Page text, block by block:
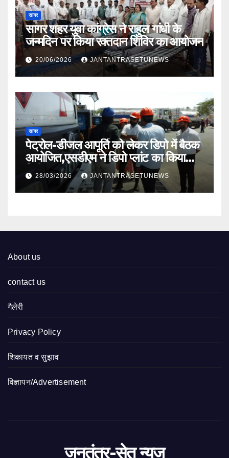
सागर
सागर शहर युवा कांग्रेस ने राहुल गांधी के
जन्मदिन पर किया रक्तदान शिविर का आयोजन
20/06/2026 JANTANTRASETUNEWS
सागर
पेट्रोल-डीजल आपूर्ति को लेकर डिपो में बैठक
आयोजित,एसडीएम ने डिपो प्लांट का किया
निरीक्षण
28/03/2026 JANTANTRASETUNEWS
About us
contact us
गैलेरी
Privacy Policy
शिकायत व सुझाव
विज्ञापन/Advertisement
जनतंत्र-सेतु न्यूज